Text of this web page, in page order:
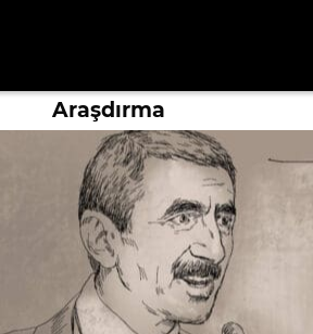
Araşdırma